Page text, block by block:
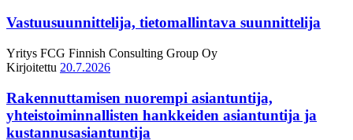
Vastuusuunnittelija, tietomallintava suunnittelija
Yritys FCG Finnish Consulting Group Oy
Kirjoitettu 20.7.2026
Rakennuttamisen nuorempi asiantuntija,
yhteistoiminnallisten hankkeiden asiantuntija ja
kustannusasiantuntija